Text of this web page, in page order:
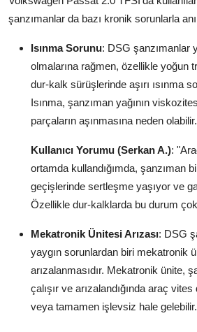
şanzımanlar da bazı kronik sorunlarla
Isınma Sorunu: DSG şanzımanlar
olmalarına rağmen, özellikle yoğun
dur-kalk sürüşlerinde aşırı ısınma
Isınma, şanzıman yağının
parçaların aşınmasına neden olabilir.
Kullanıcı Yorumu (Serkan A.):
ortamda kullandığımda, şanzıman
geçişlerinde sertleşme yaşıyor ve
Özellikle dur-kalklarda bu durum
Mekatronik Ünitesi Arızası: DSG
yaygın sorunlardan biri mekatronik
arızalanmasıdır. Mekatronik ünite,
çalışır ve arızalandığında araç
veya tamamen işlevsiz hale gelebilir.